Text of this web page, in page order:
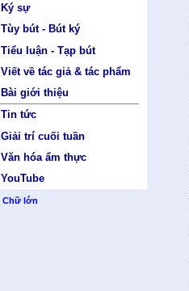
Ký sự
Tùy bút - Bút ký
Tiểu luận - Tạp bút
Viết về tác giả & tác phẩm
Bài giới thiệu
Tin tức
Giải trí cuối tuần
Văn hóa ẩm thực
YouTube
Chữ lớn